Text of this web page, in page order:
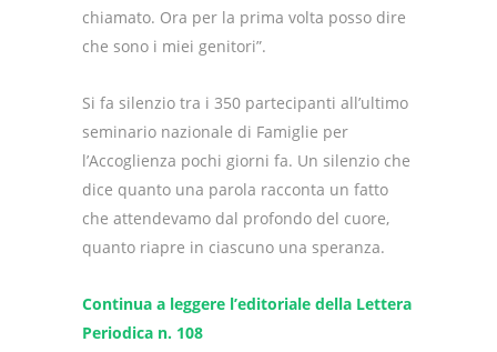
chiamato. Ora per la prima volta posso dire
che sono i miei genitori”.
Si fa silenzio tra i 350 partecipanti all’ultimo
seminario nazionale di Famiglie per
l’Accoglienza pochi giorni fa. Un silenzio che
dice quanto una parola racconta un fatto
che attendevamo dal profondo del cuore,
quanto riapre in ciascuno una speranza.
Continua a leggere l’editoriale della Lettera
Periodica n. 108